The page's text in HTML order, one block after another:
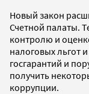
Новый закон
Счетной палаты.
контролю и
налоговых льгот
госгарантий и
получить
коррупции.